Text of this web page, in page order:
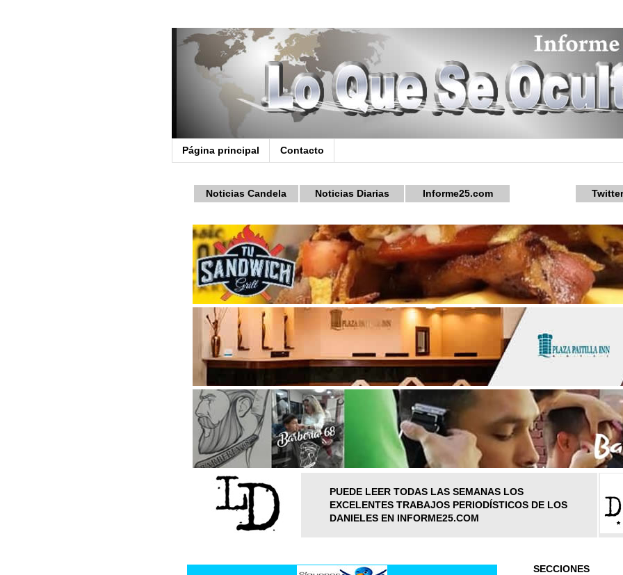
Página principal Contacto
Noticias Candela Noticias Diarias Informe25.com
PUEDE LEER TODAS LAS SEMANAS LOS
EXCELENTES TRABAJOS PERIODÍSTICOS DE LOS
DANIELES EN INFORME25.COM
SECCIONES